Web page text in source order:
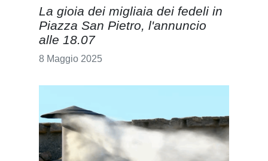
La gioia dei migliaia dei fedeli in
Piazza San Pietro, l'annuncio
alle 18.07
8 Maggio 2025